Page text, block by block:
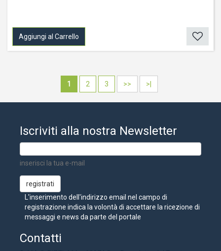
Aggiungi al Carrello
1 2 3 >> >|
Iscriviti alla nostra Newsletter
inserisci la tua e-mail
L'inserimento dell'indirizzo email nel campo di
registrazione indica la volontà di accettare la ricezione di
messaggi e news da parte del portale
Contatti